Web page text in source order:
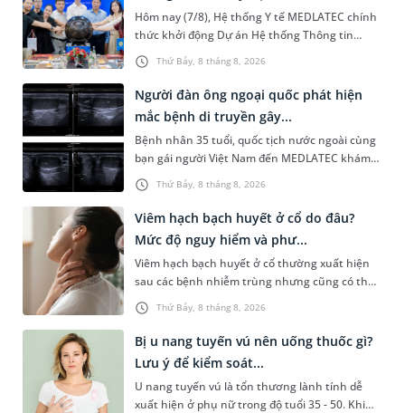
Thứ Bảy, 8 tháng 8, 2026
Hôm nay (7/8), Hệ thống Y tế MEDLATEC chính
thức khởi động Dự án Hệ thống Thông tin
Quản lý Bệnh viện (HIS - Hospital Information
System) giai đoạn mới. Dự á...
Thứ Bảy, 8 tháng 8, 2026
Người đàn ông ngoại quốc phát hiện
mắc bệnh di truyền gây...
Bệnh nhân 35 tuổi, quốc tịch nước ngoài cùng
bạn gái người Việt Nam đến MEDLATEC khám
sức khỏe tiền hôn nhân. Qua thăm khám và
làm các xét nghiệm chuyên sâu,...
Thứ Bảy, 8 tháng 8, 2026
Viêm hạch bạch huyết ở cổ do đâu?
Mức độ nguy hiểm và phư...
Viêm hạch bạch huyết ở cổ thường xuất hiện
sau các bệnh nhiễm trùng nhưng cũng có thể
liên quan đến lao hạch hoặc ung thư. Để tìm
hiểu nguyên nhân gây viêm,...
Bị u nang tuyến vú nên uống thuốc gì?
Lưu ý để kiểm soát...
U nang tuyến vú là tổn thương lành tính dễ
xuất hiện ở phụ nữ trong độ tuổi 35 - 50. Khi